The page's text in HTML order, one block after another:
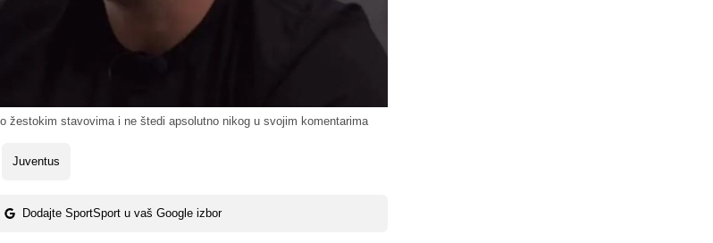
žestokim stavovima i ne štedi apsolutno nikog u svojim komentarima
Juventus
Dodajte SportSport u vaš Google izbor